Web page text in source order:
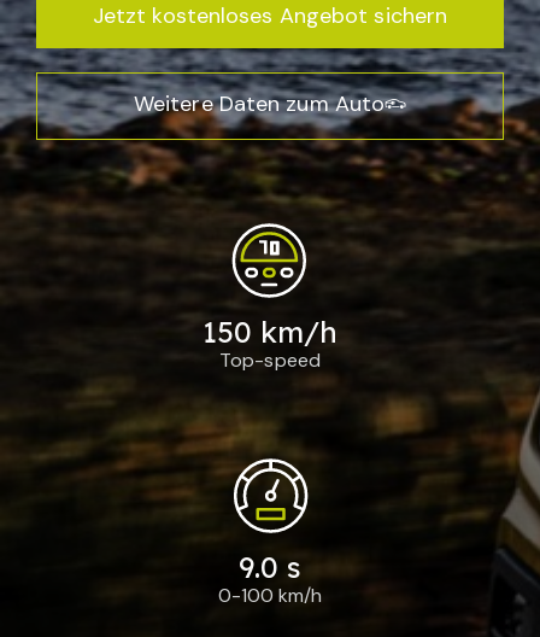
Jetzt kostenloses Angebot sichern
Weitere Daten zum Auto
150 km/h
Top-speed
9.0 s
0-100 km/h